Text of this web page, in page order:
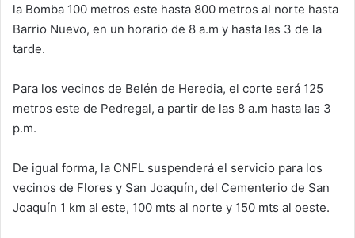
la Bomba 100 metros este hasta 800 metros al norte hasta
Barrio Nuevo, en un horario de 8 a.m y hasta las 3 de la
tarde.
Para los vecinos de Belén de Heredia, el corte será 125
metros este de Pedregal, a partir de las 8 a.m hasta las 3
p.m.
De igual forma, la CNFL suspenderá el servicio para los
vecinos de Flores y San Joaquín, del Cementerio de San
Joaquín 1 km al este, 100 mts al norte y 150 mts al oeste.